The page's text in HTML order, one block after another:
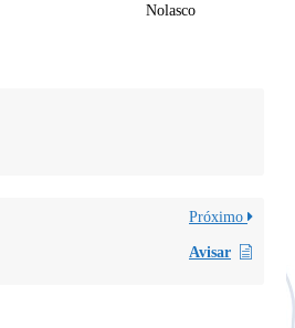
Nolasco
Próximo
Avisar